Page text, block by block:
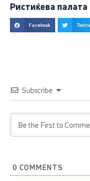
Ристиќева
Facebook
Subscribe
0 COMMENTS